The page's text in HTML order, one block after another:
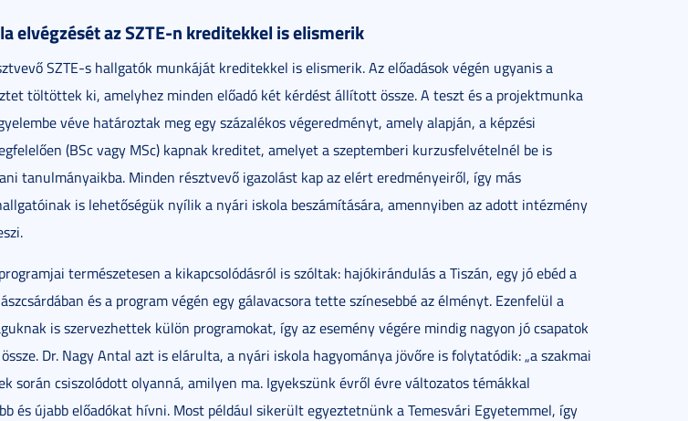
elvégzését az SZTE-n kreditekkel is elismerik
SZTE-s hallgatók munkáját kreditekkel is elismerik. Az előadások végén ugyanis a
töltöttek ki, amelyhez minden előadó két kérdést állított össze. A teszt és a projektmunka
véve határoztak meg egy százalékos végeredményt, amely alapján, a képzési
(BSc vagy MSc) kapnak kreditet, amelyet a szeptemberi kurzusfelvételnél be is
tanulmányaikba. Minden résztvevő igazolást kap az elért eredményeiről, így más
is lehetőségük nyílik a nyári iskola beszámítására, amennyiben az adott intézmény
természetesen a kikapcsolódásról is szóltak: hajókirándulás a Tiszán, egy jó ebéd a
és a program végén egy gálavacsora tette színesebbé az élményt. Ezenfelül a
is szervezhettek külön programokat, így az esemény végére mindig nagyon jó csapatok
Dr. Nagy Antal azt is elárulta, a nyári iskola hagyománya jövőre is folytatódik: „a szakmai
során csiszolódott olyanná, amilyen ma. Igyekszünk évről évre változatos témákkal
és újabb előadókat hívni. Most például sikerült egyeztetnünk a Temesvári Egyetemmel, így